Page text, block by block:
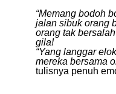
“Memang bodoh
jalan sibuk orang
orang tak
gila!
“Yang langgar
mereka bersama
tulisnya penuh